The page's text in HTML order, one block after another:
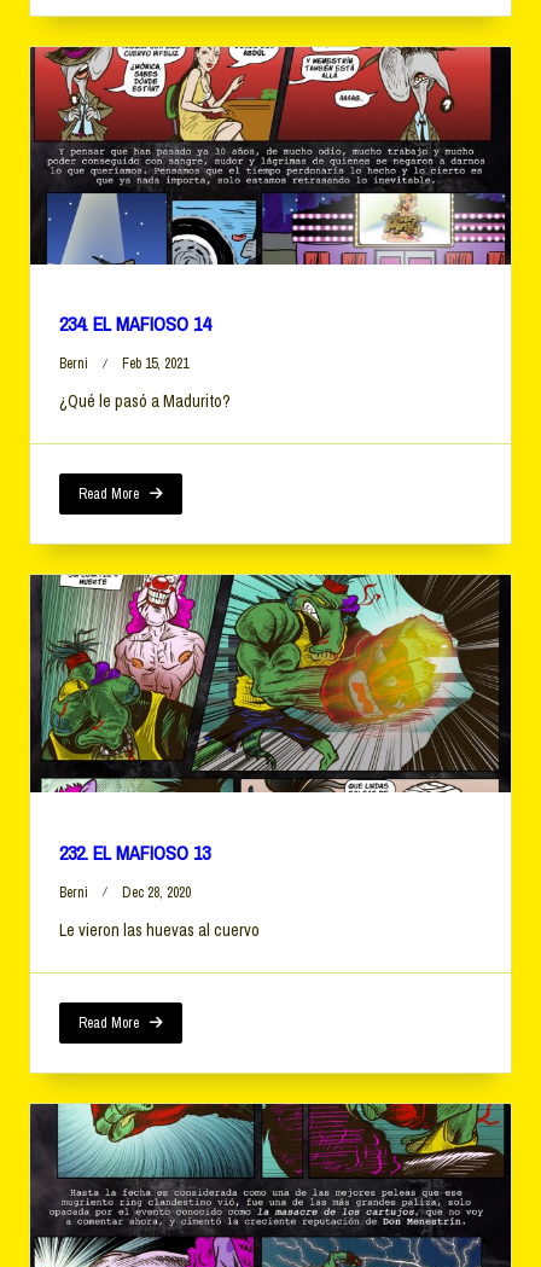
234. EL MAFIOSO 14
Berni Feb 15, 2021
¿Qué le pasó a Madurito?
Read More
232. EL MAFIOSO 13
Berni Dec 28, 2020
Le vieron las huevas al cuervo
Read More